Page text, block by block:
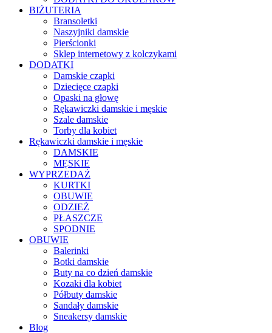
BIŻUTERIA
Bransoletki
Naszyjniki damskie
Pierścionki
Sklep internetowy z kolczykami
DODATKI
Damskie czapki
Dziecięce czapki
Opaski na głowę
Rękawiczki damskie i męskie
Szale damskie
Torby dla kobiet
Rękawiczki damskie i męskie
DAMSKIE
MĘSKIE
WYPRZEDAŻ
KURTKI
OBUWIE
ODZIEŻ
PŁASZCZE
SPODNIE
OBUWIE
Balerinki
Botki damskie
Buty na co dzień damskie
Kozaki dla kobiet
Półbuty damskie
Sandały damskie
Sneakersy damskie
Blog